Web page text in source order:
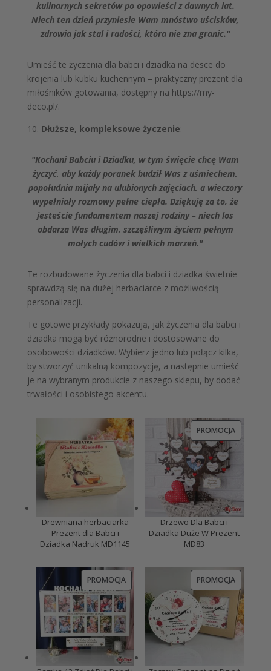
kulinarnych sekretów po opowieści z dawnych lat.
Niech ten dzień przyniesie Wam mnóstwo uścisków,
zdrowia jak stal i radości, która nie zna granic."
Umieść te życzenia dla babci i dziadka na desce do
krojenia lub kubku kuchennym – praktyczny prezent dla
miłośników gotowania, dostępny na https://my-
deco.pl/.
10. Dłuższe, kompleksowe życzenie:
"Kochani Babciu i Dziadku, w tym święcie chcę Wam
życzyć, aby każdy poranek budził Was z uśmiechem,
popołudnia mijały na ulubionych zajęciach, a wieczory
wypełniały rozmowy pełne ciepła. Dziękuję za to, że
jesteście fundamentem naszej rodziny – niech los
obdarza Was długim, szczęśliwym życiem pełnym
małych cudów i wielkich marzeń."
Te rozbudowane życzenia dla babci i dziadka świetnie
sprawdzą się na dużej herbaciarce z możliwością
personalizacji.
Te gotowe przykłady pokazują, jak życzenia dla babci i
dziadka mogą być różnorodne i dostosowane do
osobowości dziadków. Wybierz jedno lub połącz kilka,
by stworzyć unikalną kompozycję, a następnie umieść
je na wybranym produkcie z naszego sklepu, by dodać
trwałości i osobistego akcentu.
Drewniana herbaciarka
Prezent dla Babci i
Dziadka Nadruk MD1145
PROMOCJAPRODUKT
Drzewo Dla Babci i
Dziadka Duże W Prezent
MD83
PROMOCJAPRODUKT
W
PROMOCJI
PROMOCJAPRODUKT
W
PROMOCJI